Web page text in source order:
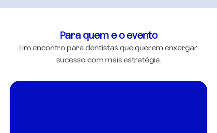
Para quem é o evento
Um encontro para dentistas que querem enxergar
sucesso com mais estratégia.